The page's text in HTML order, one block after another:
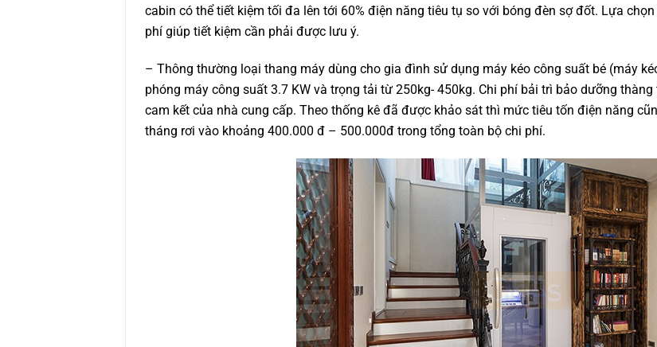
cabin có thể tiết kiệm tối đa lên tới 60% điện năng tiêu tụ so với bóng đèn sợ đốt. Lựa
phí giúp tiết kiệm cần phải được lưu ý.
– Thông thường loại thang máy dùng cho gia đình sử dụng máy kéo công suất bé (máy
phóng máy công suất 3.7 KW và trọng tải từ 250kg- 450kg. Chi phí bải trì bảo dưỡng
cam kết của nhà cung cấp. Theo thống kê đã được khảo sát thì mức tiêu tốn điện năng
tháng rơi vào khoảng 400.000 đ – 500.000đ trong tổng toàn bộ chi phí.